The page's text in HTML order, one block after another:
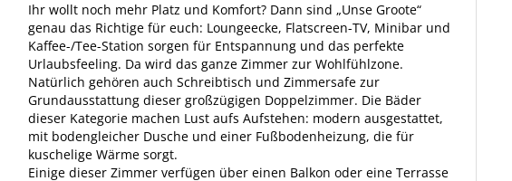
Ihr wollt noch mehr Platz und Komfort? Dann sind „Unse Groote“
genau das Richtige für euch: Loungeecke, Flatscreen-TV, Minibar und
Kaffee-/Tee-Station sorgen für Entspannung und das perfekte
Urlaubsfeeling. Da wird das ganze Zimmer zur Wohlfühlzone.
Natürlich gehören auch Schreibtisch und Zimmersafe zur
Grundausstattung dieser großzügigen Doppelzimmer. Die Bäder
dieser Kategorie machen Lust aufs Aufstehen: modern ausgestattet,
mit bodengleicher Dusche und einer Fußbodenheizung, die für
kuschelige Wärme sorgt.
Einige dieser Zimmer verfügen über einen Balkon oder eine Terrasse